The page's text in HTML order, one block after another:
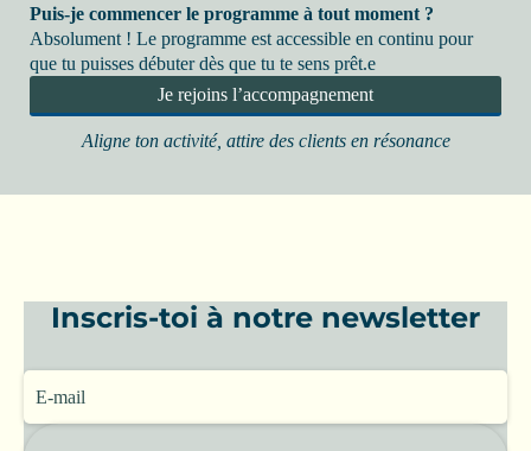
Puis-je commencer le programme à tout moment ?
Absolument ! Le programme est accessible en continu pour
que tu puisses débuter dès que tu te sens prêt.e
Je rejoins l’accompagnement
Aligne ton activité, attire des clients en résonance
Inscris-toi à notre newsletter